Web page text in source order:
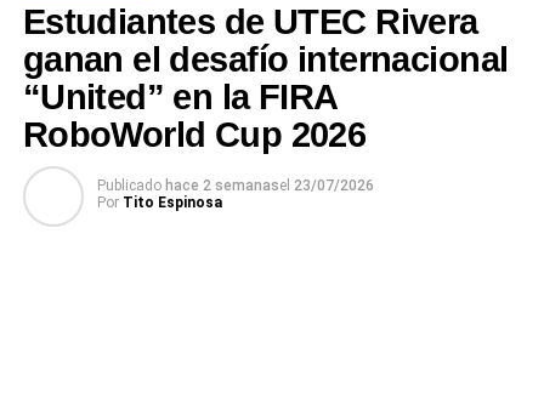
Estudiantes de UTEC Rivera
ganan el desafío internacional
“United” en la FIRA
RoboWorld Cup 2026
Publicado hace 2 semanasel 23/07/2026
Por Tito Espinosa